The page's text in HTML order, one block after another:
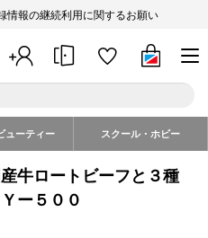
情報の継続利用に関するお願い
ューティー スクール・ホビー
牛ロートビーフと３種
ー５００